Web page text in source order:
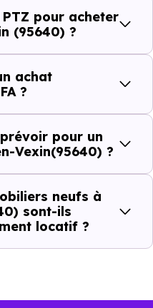
pour habiter ou investir
à Neuilly-en-
Voici les repères de
immobilier à Neuilly-en-
2 886 €
pour acheter
(95640) ?
achat
?
pour un
Vexin(95640) ?
neufs à
sont-ils
locatif ?